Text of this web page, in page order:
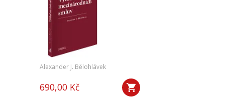
Alexander J. Bělohlávek
690,00 Kč